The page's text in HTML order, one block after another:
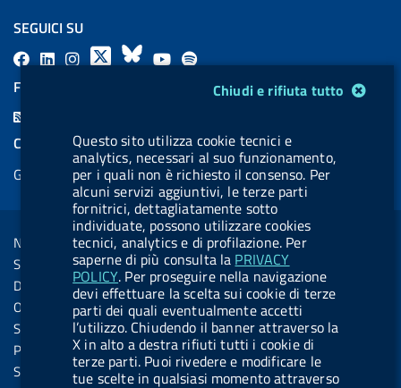
Chiudi e rifiuta tutto
Questo sito utilizza cookie tecnici e
analytics, necessari al suo funzionamento,
per i quali non è richiesto il consenso. Per
alcuni servizi aggiuntivi, le terze parti
fornitrici, dettagliatamente sotto
individuate, possono utilizzare cookies
tecnici, analytics e di profilazione. Per
saperne di più consulta la PRIVACY
POLICY. Per proseguire nella navigazione
devi effettuare la scelta sui cookie di terze
parti dei quali eventualmente accetti
l’utilizzo. Chiudendo il banner attraverso la
X in alto a destra rifiuti tutti i cookie di
terze parti. Puoi rivedere e modificare le
tue scelte in qualsiasi momento attraverso
SEGUICI SU
F
L
l
.
b
u
t
t
o
n
.
i
X
B
s
k
y
Y
u
b
e
l
l
.
b
u
t
t
o
n
.
s
FEED RSS
COOKIES
Gestione cookie
Sezione Link Utili
Note legali
Social Media Policy
Dichiarazione di accessibilità
Obiettivi di accessibilità
Statistiche sito
Privacy
Servizi Online